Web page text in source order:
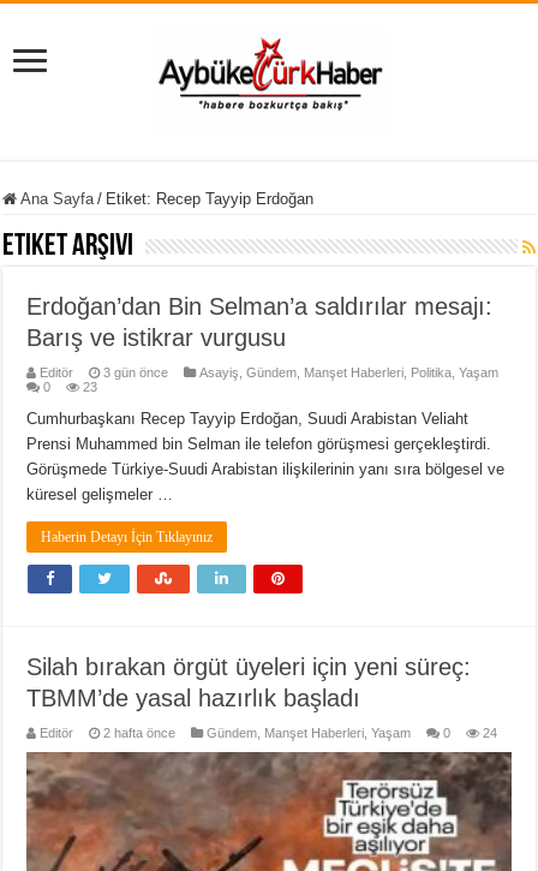
Ana Sayfa / Etiket: Recep Tayyip Erdoğan
Etiket Arşivi
Erdoğan’dan Bin Selman’a saldırılar mesajı:
Barış ve istikrar vurgusu
Editör 3 gün önce Asayiş ,Gündem Manşet Haberleri Politika ,Yaşam
0
23
Cumhurbaşkanı Recep Tayyip Erdoğan, Suudi Arabistan Veliaht
Prensi Muhammed bin Selman ile telefon görüşmesi gerçekleştirdi.
Görüşmede Türkiye-Suudi Arabistan ilişkilerinin yanı sıra bölgesel ve
küresel gelişmeler …
Haberin Detayı İçin Tıklayınız
Silah bırakan örgüt üyeleri için yeni süreç:
TBMM’de yasal hazırlık başladı
Editör 2 hafta önce Gündem Manşet Haberleri ,Yaşam 0 24